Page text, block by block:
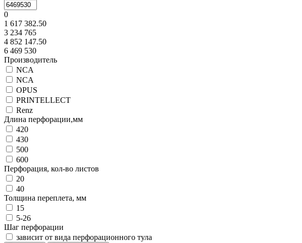
0
1 617 382.50
3 234 765
4 852 147.50
6 469 530
Производитель
NCA
NCA
OPUS
PRINTELLECT
Renz
Длина перфорации,мм
420
430
500
600
Перфорация, кол-во листов
20
40
Толщина переплета, мм
15
5-26
Шаг перфорации
зависит от вида перфорационного тула